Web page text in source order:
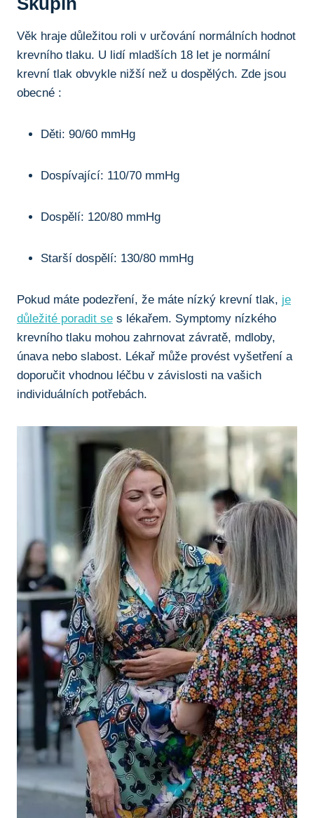
Věk hraje důležitou roli v určování normálních hodnot
krevního tlaku. U lidí mladších 18 let je normální
krevní tlak obvykle nižší než u dospělých. Zde jsou
obecné :
Děti: 90/60 mmHg
Dospívající: 110/70 mmHg
Dospělí: 120/80 mmHg
Starší dospělí: 130/80 mmHg
Pokud máte podezření, že máte nízký krevní tlak, je
důležité poradit se s lékařem. Symptomy nízkého
krevního tlaku mohou zahrnovat závratě, mdloby,
únava nebo slabost. Lékař může provést vyšetření a
doporučit vhodnou léčbu v závislosti na vašich
individuálních potřebách.